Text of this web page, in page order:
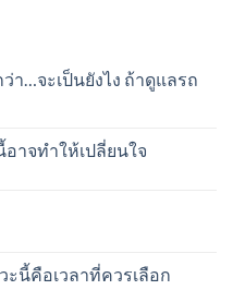
า…จะเป็นยังไง ถ้าดูแลรถ
อาจทำให้เปลี่ยนใจ
นี้คือเวลาที่ควรเลือก